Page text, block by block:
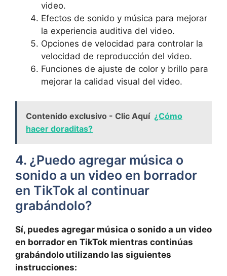
video.
Efectos de ‌sonido ⁣y música para mejorar
⁤la experiencia auditiva del video.
Opciones de velocidad para ‌controlar la
velocidad de reproducción del video.
Funciones de ajuste de ​color‍ y brillo para
mejorar la calidad visual del video.
Contenido exclusivo - Clic Aquí ¿Cómo
hacer doraditas?
4. ¿Puedo agregar música o
sonido a un‍ video en borrador
en‍ TikTok al continuar
grabándolo?
Sí, puedes agregar música⁢ o sonido a un ⁤video
en borrador en TikTok mientras continúas
grabándolo utilizando las ⁤siguientes
instrucciones: